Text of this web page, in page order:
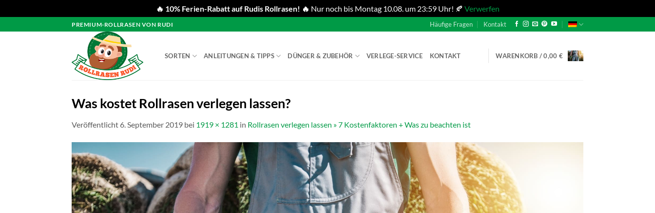
🔥 10% Ferien-Rabatt auf Rudis Rollrasen! 🔥 Nur noch bis Montag 10.08. um 23:59 Uhr! 🍂 Verwerfen
Inhalt
PREMIUM-ROLLRASEN VON RUDI Häufige Fragen Kontakt
SORTEN ANLEITUNGEN & TIPPS DÜNGER & ZUBEHÖR VERLEGE-SERVICE KONTAKT WARENKORB /0,00 €
Was kostet Rollrasen verlegen lassen?
Veröffentlicht 6. September 2019 bei 1919 × 1281 in Rollrasen verlegen lassen » 7 Kostenfaktoren + Was zu beachten ist